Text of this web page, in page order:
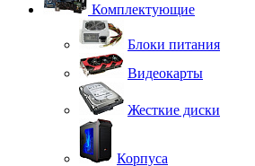
Комплектующие
Блоки питания
Видеокарты
Жесткие диски
Корпуса